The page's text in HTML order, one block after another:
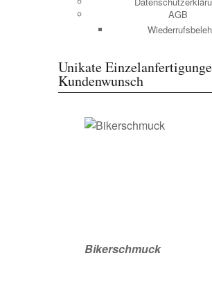
AGB
Unikate
Kundenwunsch
Bikerschmuck